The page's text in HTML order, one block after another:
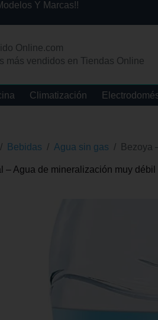
Y Marcas!!
Online.com
más vendidos en Tiendas Online
Climatización
/ Bebidas / Agua sin gas / Bezoya
– Agua de mineralización muy débil